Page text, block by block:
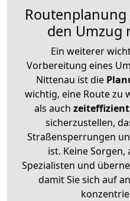
den Umzug
Ein weiterer
Vorbereitung eines
Nittenau ist die
wichtig, eine Route zu
als auch zeiteffizient
sicherzustellen,
Straßensperrungen
ist. Keine
Spezialisten und
damit Sie sich auf